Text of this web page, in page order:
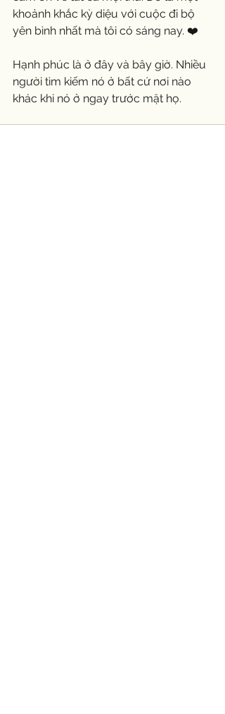
khoảnh khắc kỳ diệu với cuộc đi bộ
yên bình nhất mà tôi có sáng nay. ❤️
Hạnh phúc là ở đây và bây giờ. Nhiều
người tìm kiếm nó ở bất cứ nơi nào
khác khi nó ở ngay trước mặt họ.